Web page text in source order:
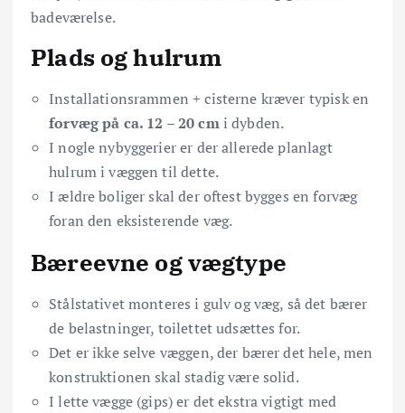
badeværelse.
Plads og hulrum
Installationsrammen + cisterne kræver typisk en
forvæg på ca. 12 – 20 cmi dybden.
I nogle nybyggerier er der allerede planlagt
hulrum i væggen til dette.
I ældre boliger skal der oftest bygges en forvæg
foran den eksisterende væg.
Bæreevne og vægtype
Stålstativet monteres i gulv og væg, så det bærer
de belastninger, toilettet udsættes for.
Det er ikke selve væggen, der bærer det hele, men
konstruktionen skal stadig være solid.
I lette vægge (gips) er det ekstra vigtigt med